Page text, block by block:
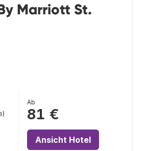
Marriott St.
Ab
81 €
Ansicht Hotel